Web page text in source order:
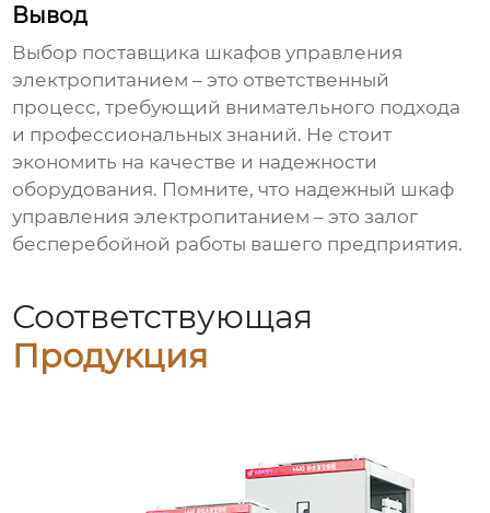
Вывод
Выбор поставщика шкафов управления
электропитанием – это ответственный
процесс, требующий внимательного подхода
и профессиональных знаний. Не стоит
экономить на качестве и надежности
оборудования. Помните, что надежный шкаф
управления электропитанием – это залог
бесперебойной работы вашего предприятия.
Соответствующая
Продукция